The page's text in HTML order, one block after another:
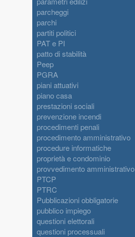
parcheggi
parchi
partiti politici
PAT e PI
patto di stabilità
Peep
PGRA
piani attuativi
piano casa
prestazioni sociali
prevenzione incendi
procedimenti penali
procedimento amministrativo
procedure informatiche
proprietà e condominio
provvedimento amministrativo
PTCP
PTRC
Pubblicazioni obbligatorie
pubblico impiego
questioni elettorali
questioni processuali